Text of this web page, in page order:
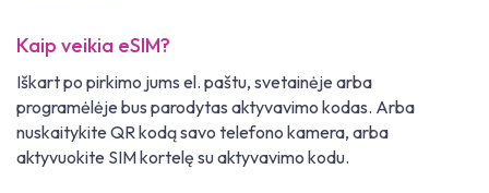
Kaip veikia eSIM?
Iškart po pirkimo jums el. paštu, svetainėje arba
programėlėje bus parodytas aktyvavimo kodas. Arba
nuskaitykite QR kodą savo telefono kamera, arba
aktyvuokite SIM kortelę su aktyvavimo kodu.